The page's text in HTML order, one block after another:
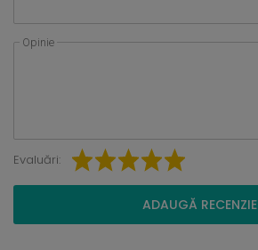
Opinie
Evaluări:
ADAUGĂ RECENZIE